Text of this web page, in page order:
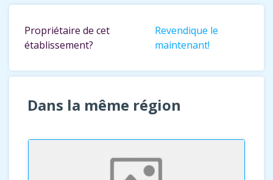
Propriétaire de cet
établissement?
Revendique le
maintenant!
Dans la même région